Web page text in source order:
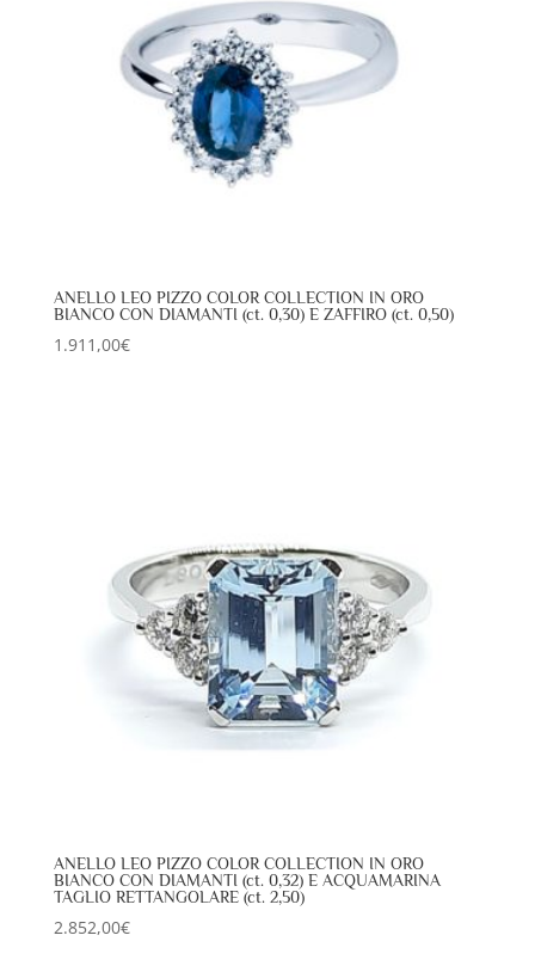
ANELLO LEO PIZZO COLOR COLLECTION IN ORO
BIANCO CON DIAMANTI (ct. 0,30) E ZAFFIRO (ct. 0,50)
1.911,00€
ANELLO LEO PIZZO COLOR COLLECTION IN ORO
BIANCO CON DIAMANTI (ct. 0,32) E ACQUAMARINA
TAGLIO RETTANGOLARE (ct. 2,50)
2.852,00€